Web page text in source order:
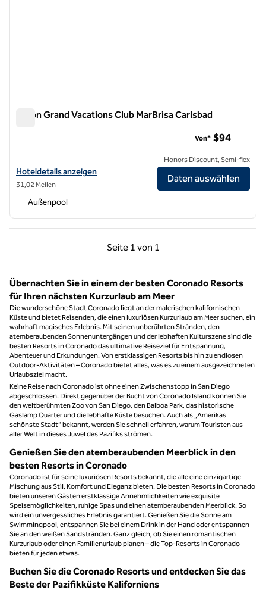
Hilton Grand Vacations Club MarBrisa Carlsbad
Hoteldetails für Hilton Grand Vacations Club MarBrisa Carlsbad
Hoteldetails anzeigen
31,02 Meilen
Von* $94
Honors Discount, Semi-flex
Daten auswählen
Außenpool
Seite 1 von 1
Vorherige Seite, 1 von 1
Seite 1 von 1
Übernachten Sie in einem der besten Coronado Resorts
für Ihren nächsten Kurzurlaub am Meer
Die wunderschöne Stadt Coronado liegt an der malerischen kalifornischen
Küste und bietet Reisenden, die einen luxuriösen Kurzurlaub am Meer suchen, ein
wahrhaft magisches Erlebnis. Mit seinen unberührten Stränden, den
atemberaubenden Sonnenuntergängen und der lebhaften Kulturszene sind die
besten Resorts in Coronado das ultimative Reiseziel für Entspannung,
Abenteuer und Erkundungen. Von erstklassigen Resorts bis hin zu endlosen
Outdoor-Aktivitäten – Coronado bietet alles, was es zu einem ausgezeichneten
Urlaubsziel macht.
Keine Reise nach Coronado ist ohne einen Zwischenstopp in San Diego
abgeschlossen. Direkt gegenüber der Bucht von Coronado Island können Sie
den weltberühmten Zoo von San Diego, den Balboa Park, das historische
Gaslamp Quarter und die lebhafte Küste besuchen. Auch als „Amerikas
schönste Stadt“ bekannt, werden Sie schnell erfahren, warum Touristen aus
aller Welt in dieses Juwel des Pazifiks strömen.
Genießen Sie den atemberaubenden Meerblick in den
besten Resorts in Coronado
Coronado ist für seine luxuriösen Resorts bekannt, die alle eine einzigartige
Mischung aus Stil, Komfort und Eleganz bieten. Die besten Resorts in Coronado
bieten unseren Gästen erstklassige Annehmlichkeiten wie exquisite
Speisemöglichkeiten, ruhige Spas und einen atemberaubenden Meerblick. So
wird ein unvergessliches Erlebnis garantiert. Genießen Sie die Sonne am
Swimmingpool, entspannen Sie bei einem Drink in der Hand oder entspannen
Sie an den weißen Sandstränden. Ganz gleich, ob Sie einen romantischen
Kurzurlaub oder einen Familienurlaub planen – die Top-Resorts in Coronado
bieten für jeden etwas.
Buchen Sie die Coronado Resorts und entdecken Sie das
Beste der Pazifikküste Kaliforniens